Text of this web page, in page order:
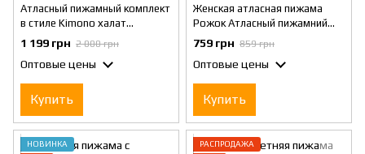
Атласный пижамный комплект
в стиле Kimono халат
рубашка+брюки Черный, M
1 199 грн 2 000 грн
Оптовые цены
Купить
Женская атласная пижама
Рожок Атласный пижамний
женский комплект с брюками
759 грн 859 грн
Оптовые цены
Купить
НОВИНКА
РАСПРОДАЖА